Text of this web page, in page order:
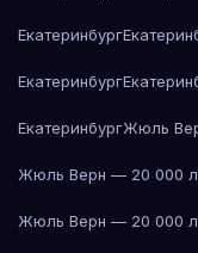
Екатеринбург
Екатеринбург
ЕкатеринбургЖюль
Жюль Верн — 20 000
Жюль Верн — 20 000